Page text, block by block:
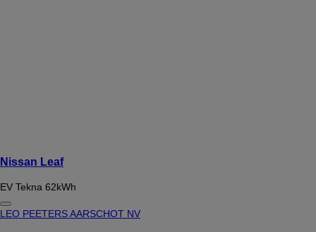
Nissan Leaf
EV Tekna 62kWh
LEO PEETERS AARSCHOT NV